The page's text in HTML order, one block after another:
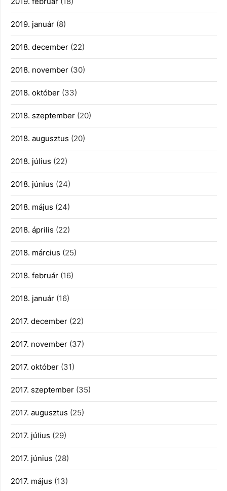
2019. január (8)
2018. december (22)
2018. november (30)
2018. október (33)
2018. szeptember (20)
2018. augusztus (20)
2018. július (22)
2018. június (24)
2018. május (24)
2018. április (22)
2018. március (25)
2018. február (16)
2018. január (16)
2017. december (22)
2017. november (37)
2017. október (31)
2017. szeptember (35)
2017. augusztus (25)
2017. július (29)
2017. június (28)
2017. május (13)